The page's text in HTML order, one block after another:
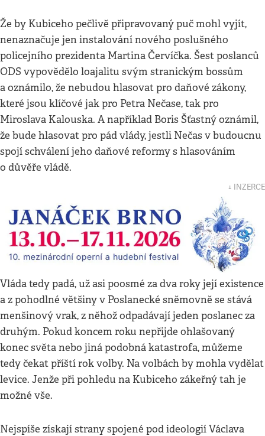
Že by Kubiceho pečlivě připravovaný puč mohl vyjít,
nenaznačuje jen instalování nového poslušného
policejního prezidenta Martina Červíčka. Šest poslanců
ODS vypovědělo loajalitu svým stranickým bossům
a oznámilo, že nebudou hlasovat pro daňové zákony,
které jsou klíčové jak pro Petra Nečase, tak pro
Miroslava Kalouska. A například Boris Šťastný oznámil,
že bude hlasovat pro pád vlády, jestli Nečas v budoucnu
spojí schválení jeho daňové reformy s hlasováním
o důvěře vládě.
↓ INZERCE
Vláda tedy padá, už asi poosmé za dva roky její existence
a z pohodlné většiny v Poslanecké sněmovně se stává
menšinový vrak, z něhož odpadávají jeden poslanec za
druhým. Pokud koncem roku nepřijde ohlašovaný
konec světa nebo jiná podobná katastrofa, můžeme
tedy čekat příští rok volby. Na volbách by mohla vydělat
levice. Jenže při pohledu na Kubiceho zákeřný tah je
možné vše.
Nejspíše získají strany spojené pod ideologií Václava